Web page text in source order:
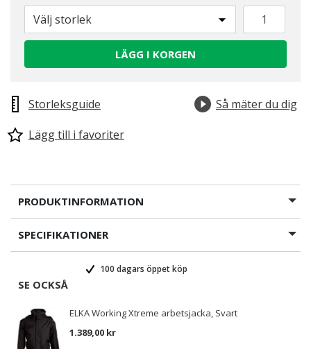
Välj storlek
LÄGG I KORGEN
Storleksguide
Så mäter du dig
Lägg till i favoriter
PRODUKTINFORMATION
SPECIFIKATIONER
100 dagars öppet köp
SE OCKSÅ
ELKA Working Xtreme arbetsjacka, Svart
1.389,00 kr